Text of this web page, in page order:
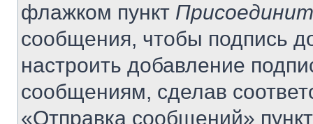
флажком пункт
сообщения, чтобы подпись
настроить добавление
сообщениям, сделав
«Отправка сообщений»